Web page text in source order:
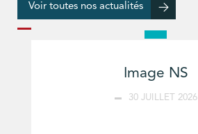
Voir toutes nos actualités
Image NS
30 JUILLET 2026